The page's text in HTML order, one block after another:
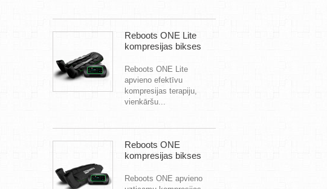
Reboots ONE Lite
kompresijas bikses
Reboots ONE Lite
apvieno efektīvu
kompresijas terapiju,
vienkāršu...
Reboots ONE
kompresijas bikses
Reboots ONE apvieno